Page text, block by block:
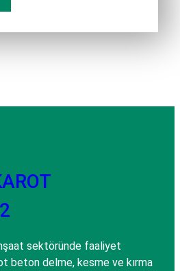
sektöründe faaliyet
beton delme, kesme ve kırma